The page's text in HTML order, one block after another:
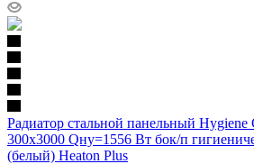
Радиатор стальной панельный Hygiene
300х3000 Qну=1556 Вт бок/п
(белый) Heaton Plus